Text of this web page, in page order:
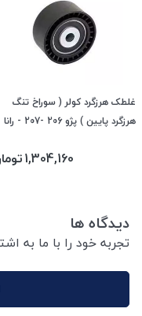
غلطک هرزگرد کولر ( سوراخ تنگ
هرزگرد پایین ) پژو 206 -207 - رانا
1,304,160
دیدگاه ها
تجربه خود را با ما به